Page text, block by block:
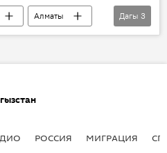
Алматы
Дүйнөдө
Дагы 3
РОССИЯ МИГРАЦИЯ